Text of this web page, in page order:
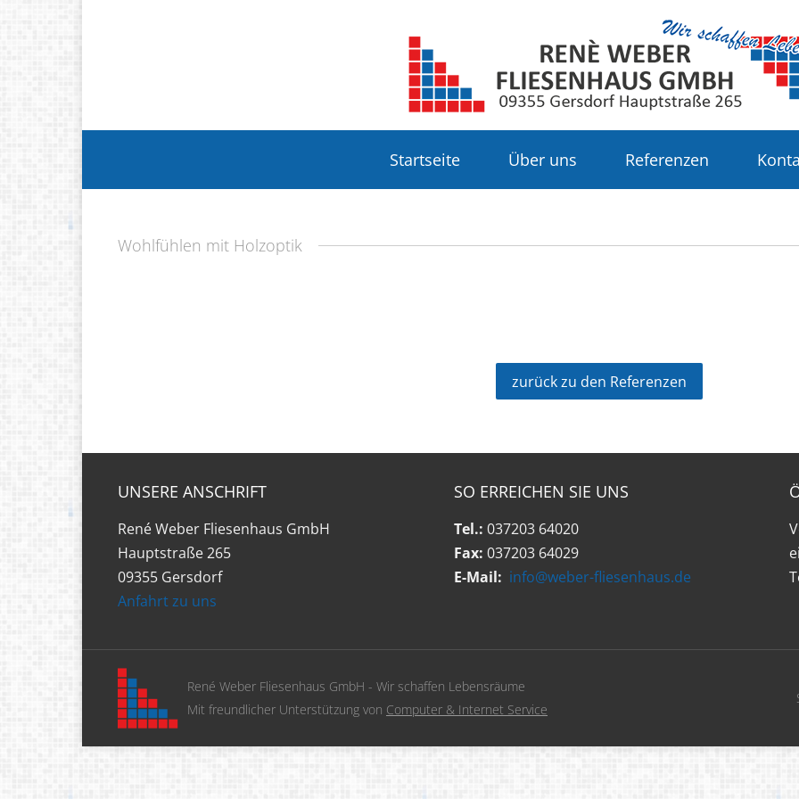
Startseite Über uns Referenzen
Wohlfühlen mit Holzoptik
zurück zu den Referenzen
UNSERE ANSCHRIFT
René Weber Fliesenhaus GmbH
Hauptstraße 265
09355 Gersdorf
Anfahrt zu uns
SO ERREICHEN SIE UNS
Tel.: 037203 64020
Fax: 037203 64029
E-Mail: info@weber-fliesenhaus.de
René Weber Fliesenhaus GmbH - Wir schaffen Lebensräume
Mit freundlicher Unterstützung von Computer & Internet Service